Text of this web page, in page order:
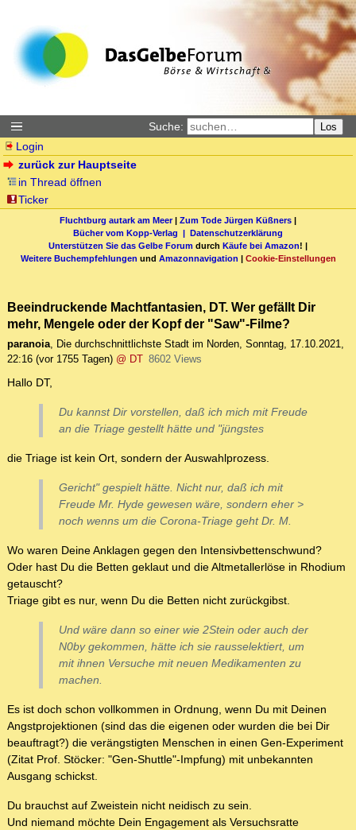
Suche: Los
Login
zurück zur Hauptseite
in Thread öffnen
Ticker
Fluchtburg autark am Meer| Zum Tode Jürgen Küßners |
Bücher vom Kopp-Verlag | Datenschutzerklärung
Unterstützen Sie das Gelbe Forum durch Käufe bei Amazon! |
Weitere Buchempfehlungen und Amazonnavigation | Cookie-Einstellungen
Beeindruckende Machtfantasien, DT. Wer gefällt Dir
mehr, Mengele oder der Kopf der "Saw"-Filme?
paranoia, Die durchschnittlichste Stadt im Norden, Sonntag, 17.10.2021,
22:16 (vor 1755 Tagen) @ DT 8602 Views
Hallo DT,
Du kannst Dir vorstellen, daß ich mich mit Freude
an die Triage gestellt hätte und "jüngstes
die Triage ist kein Ort, sondern der Auswahlprozess.
Gericht" gespielt hätte. Nicht nur, daß ich mit
Freude Mr. Hyde gewesen wäre, sondern eher >
noch wenns um die Corona-Triage geht Dr. M.
Wo waren Deine Anklagen gegen den Intensivbettenschwund?
Oder hast Du die Betten geklaut und die Altmetallerlöse in Rhodium
getauscht?
Triage gibt es nur, wenn Du die Betten nicht zurückgibst.
Und wäre dann so einer wie 2Stein oder auch der
N0by gekommen, hätte ich sie rausselektiert, um
mit ihnen Versuche mit neuen Medikamenten zu
machen.
Es ist doch schon vollkommen in Ordnung, wenn Du mit Deinen
Angstprojektionen (sind das die eigenen oder wurden die bei Dir
beauftragt?) die verängstigten Menschen in einen Gen-Experiment
(Zitat Prof. Stöcker: "Gen-Shuttle"-Impfung) mit unbekannten
Ausgang schickst.
Du brauchst auf Zweistein nicht neidisch zu sein.
Und niemand möchte Dein Engagement als Versuchsratte